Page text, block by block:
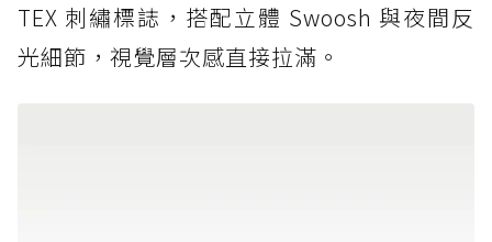
TEX 刺繡標誌，搭配立體 Swoosh 與夜間反
光細節，視覺層次感直接拉滿。